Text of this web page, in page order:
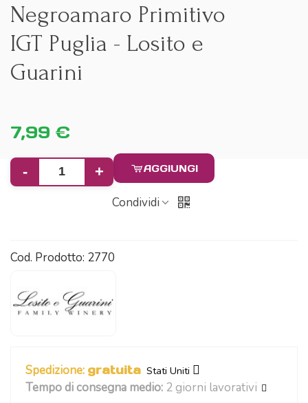
Negroamaro Primitivo
IGT Puglia - Losito e
Guarini
7,99 €
- + AGGIUNGI
Condividi
Cod. Prodotto: 2770
Spedizione: gratuita Stati Uniti
Tempo di consegna medio: 2 giorni lavorativi